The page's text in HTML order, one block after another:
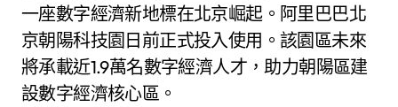
一座數字經濟新地標在北京崛起。阿里巴巴北
京朝陽科技園日前正式投入使用。該園區未來
將承載近1.9萬名數字經濟人才，助力朝陽區建
設數字經濟核心區。